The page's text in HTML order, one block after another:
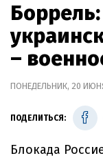
–
ПОНЕДЕЛЬНИК, 20
ПОДЕЛИТЬСЯ:
Блокада